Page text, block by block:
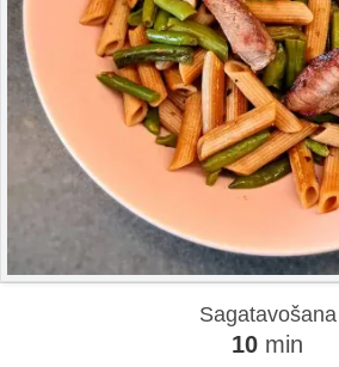
Sagatavošana
10 min